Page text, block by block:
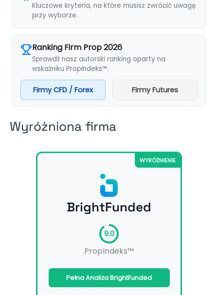
Kluczowe kryteria, na które musisz zwrócić uwagę
przy wyborze.
Ranking Firm Prop 2026
Sprawdź nasz autorski ranking oparty na
wskaźniku PropIndeks™.
Firmy CFD / Forex Firmy Futures
Wyróżniona firma
WYRÓŻNIENIE
BrightFunded
9.0
PropIndeks™
Pełna Analiza BrightFunded